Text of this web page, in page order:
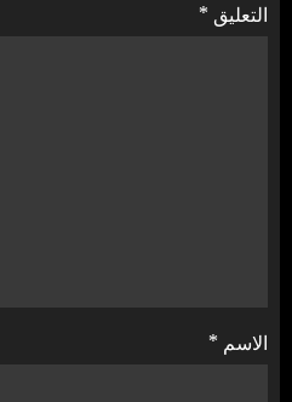
التعليق *
الاسم *